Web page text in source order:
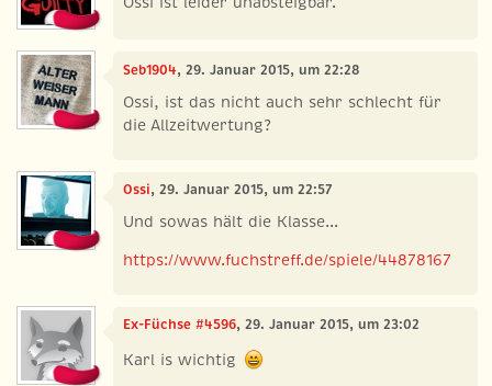
Seb1904, 29. Januar 2015, um 22:28
Ossi, ist das nicht auch sehr schlecht für
die Allzeitwertung?
Ossi, 29. Januar 2015, um 22:57
Und sowas hält die Klasse...
https://www.fuchstreff.de/spiele/44878167
Ex-Füchse #4596, 29. Januar 2015, um 23:02
Karl is wichtig